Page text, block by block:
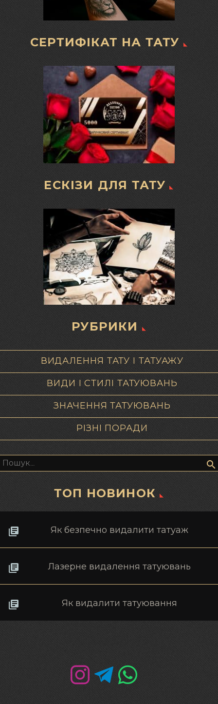
СЕРТИФІКАТ НА ТАТУ
ЕСКІЗИ ДЛЯ ТАТУ
РУБРИКИ
ВИДАЛЕННЯ ТАТУ І ТАТУАЖУ
ВИДИ І СТИЛІ ТАТУЮВАНЬ
ЗНАЧЕННЯ ТАТУЮВАНЬ
РІЗНІ ПОРАДИ
ТОП НОВИНОК
Як безпечно видалити татуаж
Лазерне видалення татуювань
Як видалити татуювання